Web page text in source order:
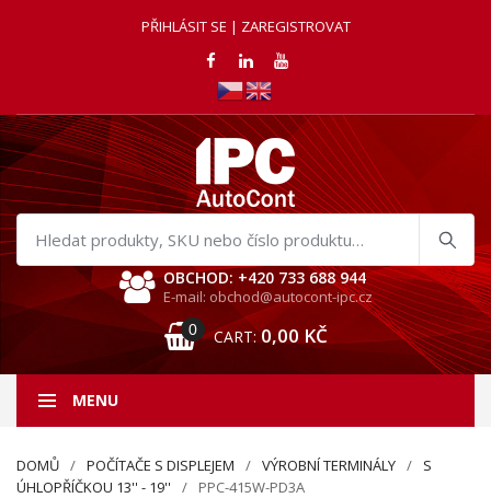
PŘIHLÁSIT SE | ZAREGISTROVAT
Hledat
produkty
OBCHOD: +420 733 688 944
E-mail: obchod@autocont-ipc.cz
0 CART: 0,00 KČ
MENU
DOMŮ POČÍTAČE S DISPLEJEM VÝROBNÍ TERMINÁLY
S
ÚHLOPŘÍČKOU 13'' - 19''
PPC-415W-PD3A